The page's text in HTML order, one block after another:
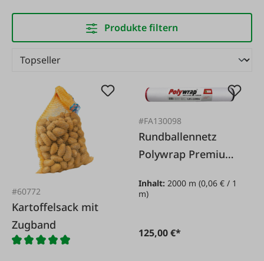
Produkte filtern
#60772
Kartoffelsack mit
Zugband
#FA130098
Rundballennetz
Polywrap Premium
Inhalt: 2000 m(0,06 € / 1
m)
125,00 €*